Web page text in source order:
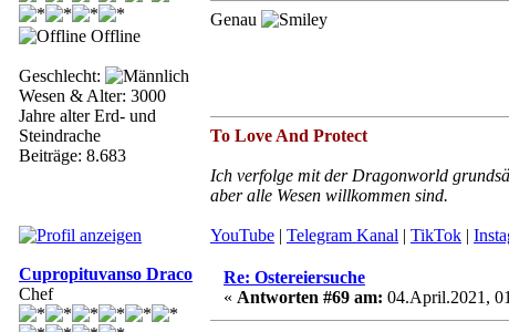
Offline
Geschlecht:
Wesen & Alter: 3000
Jahre alter Erd- und
Steindrache
Beiträge: 8.683
Genau
To Love And Protect
Ich verfolge mit der Dragonworld
aber alle Wesen willkommen sind.
YouTube | Telegram Kanal | TikTok |
Cupropituvanso Draco
Chef
Re: Ostereiersuche
« Antworten #69 am: 04.April.2021,